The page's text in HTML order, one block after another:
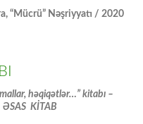
“Mücrü” Nəşriyyatı / 2020
həqiqətlər…” kitabı –
KİTAB